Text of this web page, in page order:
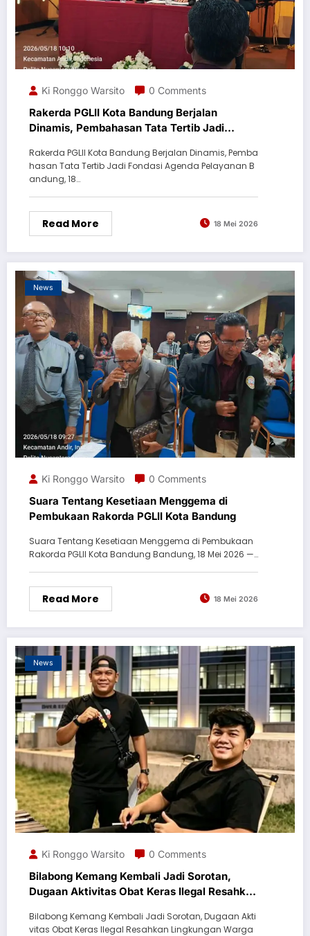
Ki Ronggo Warsito 0 Comments
Rakerda PGLII Kota Bandung Berjalan
Dinamis, Pembahasan Tata Tertib Jadi
Rakerda PGLII Kota Bandung Berjalan Dinamis, Pemba
hasan Tata Tertib Jadi Fondasi Agenda Pelayanan B
andung, 18…
Read More 18 Mei 2026
News
Ki Ronggo Warsito 0 Comments
Suara Tentang Kesetiaan Menggema di
Pembukaan Rakorda PGLII Kota Bandung
Suara Tentang Kesetiaan Menggema di Pembukaan
Rakorda PGLII Kota Bandung Bandung, 18 Mei 2026 —…
Read More 18 Mei 2026
News
Ki Ronggo Warsito 0 Comments
Bilabong Kemang Kembali Jadi Sorotan,
Dugaan Aktivitas Obat Keras Ilegal Resahkan
Bilabong Kemang Kembali Jadi Sorotan, Dugaan Akti
vitas Obat Keras Ilegal Resahkan Lingkungan Warga